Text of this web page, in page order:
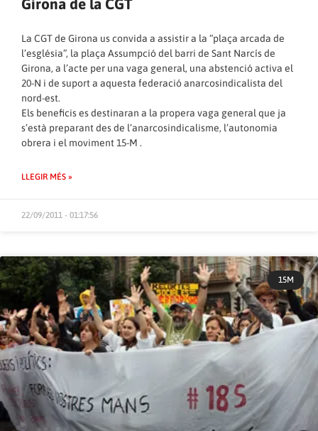
Girona de la CGT
La CGT de Girona us convida a assistir a la “plaça arcada de
l’església”, la plaça Assumpció del barri de Sant Narcís de
Girona, a l’acte per una vaga general, una abstenció activa el
20-N i de suport a aquesta federació anarcosindicalista del
nord-est.
Els beneficis es destinaran a la propera vaga general que ja
s’està preparant des de l’anarcosindicalisme, l’autonomia
obrera i el moviment 15-M .
LLEGIR MÉS »
22/09/2011 - 01:17:56
15M